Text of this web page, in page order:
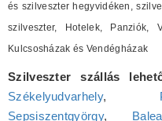
és szilveszter hegyvidéken,
szilveszter, Hotelek, Panziók,
Kulcsosházak és Vendégházak
Szilveszter szállás
Székelyudvarhely,
Sepsiszentgyörgy,